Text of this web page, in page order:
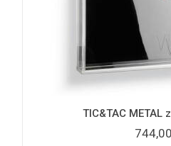
TIC&TAC METAL